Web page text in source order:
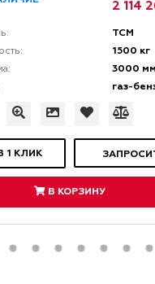
2 114
TCM
1500 кг
3000
газ-
1 КЛИК
В КОРЗИНУ